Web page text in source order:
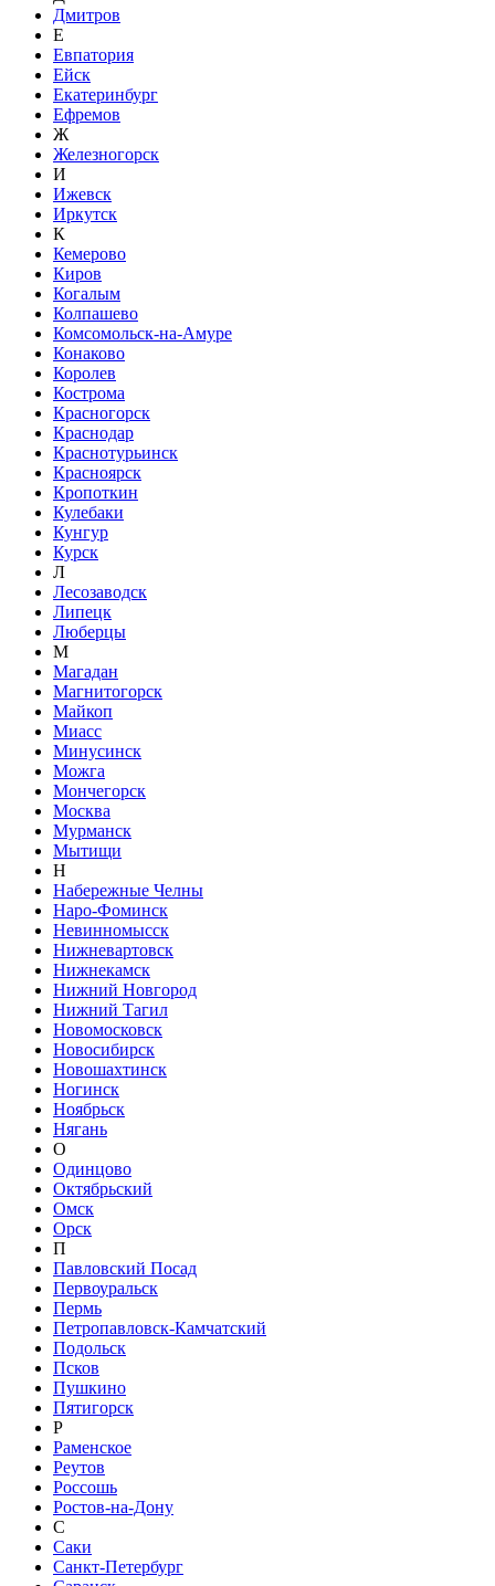
Дмитров
Е
Евпатория
Ейск
Екатеринбург
Ефремов
Ж
Железногорск
И
Ижевск
Иркутск
К
Кемерово
Киров
Когалым
Колпашево
Комсомольск-на-Амуре
Конаково
Королев
Кострома
Красногорск
Краснодар
Краснотурьинск
Красноярск
Кропоткин
Кулебаки
Кунгур
Курск
Л
Лесозаводск
Липецк
Люберцы
М
Магадан
Магнитогорск
Майкоп
Миасс
Минусинск
Можга
Мончегорск
Москва
Мурманск
Мытищи
Н
Набережные Челны
Наро-Фоминск
Невинномысск
Нижневартовск
Нижнекамск
Нижний Новгород
Нижний Тагил
Новомосковск
Новосибирск
Новошахтинск
Ногинск
Ноябрьск
Нягань
О
Одинцово
Октябрьский
Омск
Орск
П
Павловский Посад
Первоуральск
Пермь
Петропавловск-Камчатский
Подольск
Псков
Пушкино
Пятигорск
Р
Раменское
Реутов
Россошь
Ростов-на-Дону
С
Саки
Санкт-Петербург